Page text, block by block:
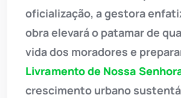
oficialização, a gestora
obra elevará o patamar de
vida dos moradores e
Livramento de Nossa
crescimento urbano